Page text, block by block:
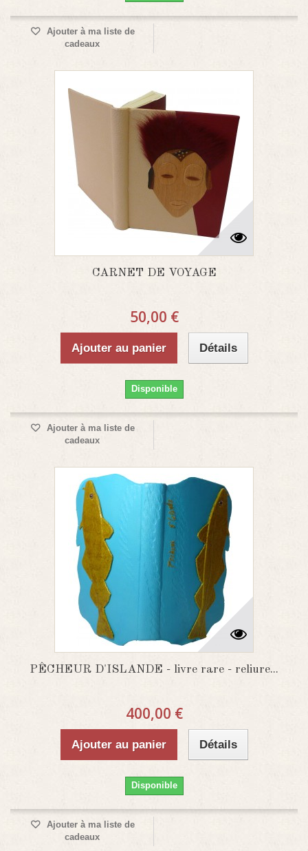
Ajouter à ma liste de
cadeaux
CARNET DE VOYAGE
50,00 €
Ajouter au panier Détails
Disponible
Ajouter à ma liste de
cadeaux
PÊCHEUR D'ISLANDE - livre rare - reliure...
400,00 €
Ajouter au panier Détails
Disponible
Ajouter à ma liste de
cadeaux